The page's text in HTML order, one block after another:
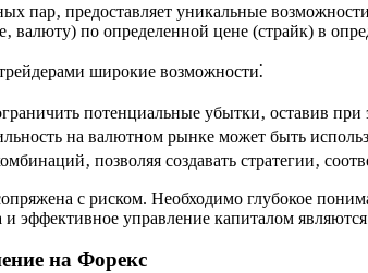
предоставляет уникальные
валюту) по определенной цене (страйк) в
широкие возможности⁚
потенциальные убытки‚ оставив
на валютном рынке может быть
позволяя создавать стратегии‚
с риском. Необходимо глубокое
и эффективное управление капиталом
на Форекс